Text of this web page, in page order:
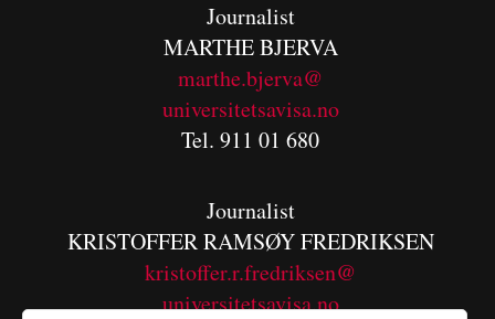
Journalist
MARTHE BJERVA
marthe.bjerva@
universitetsavisa.no
Tel. 911 01 680
Journalist
KRISTOFFER RAMSØY FREDRIKSEN
kristoffer.r.fredriksen@
universitetsavisa.no